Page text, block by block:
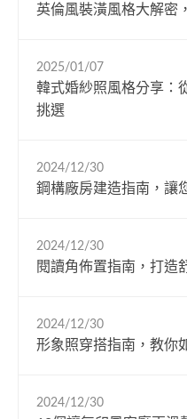
英倫風裝潢風格大解密
2025/01/07
韓式婚紗照風格分享：
挑選
2024/12/30
鋼構廠房建造指南，讓
2024/12/30
閱讀角佈置指南，打造
2024/12/30
形象照穿搭指南，教你
2024/12/30